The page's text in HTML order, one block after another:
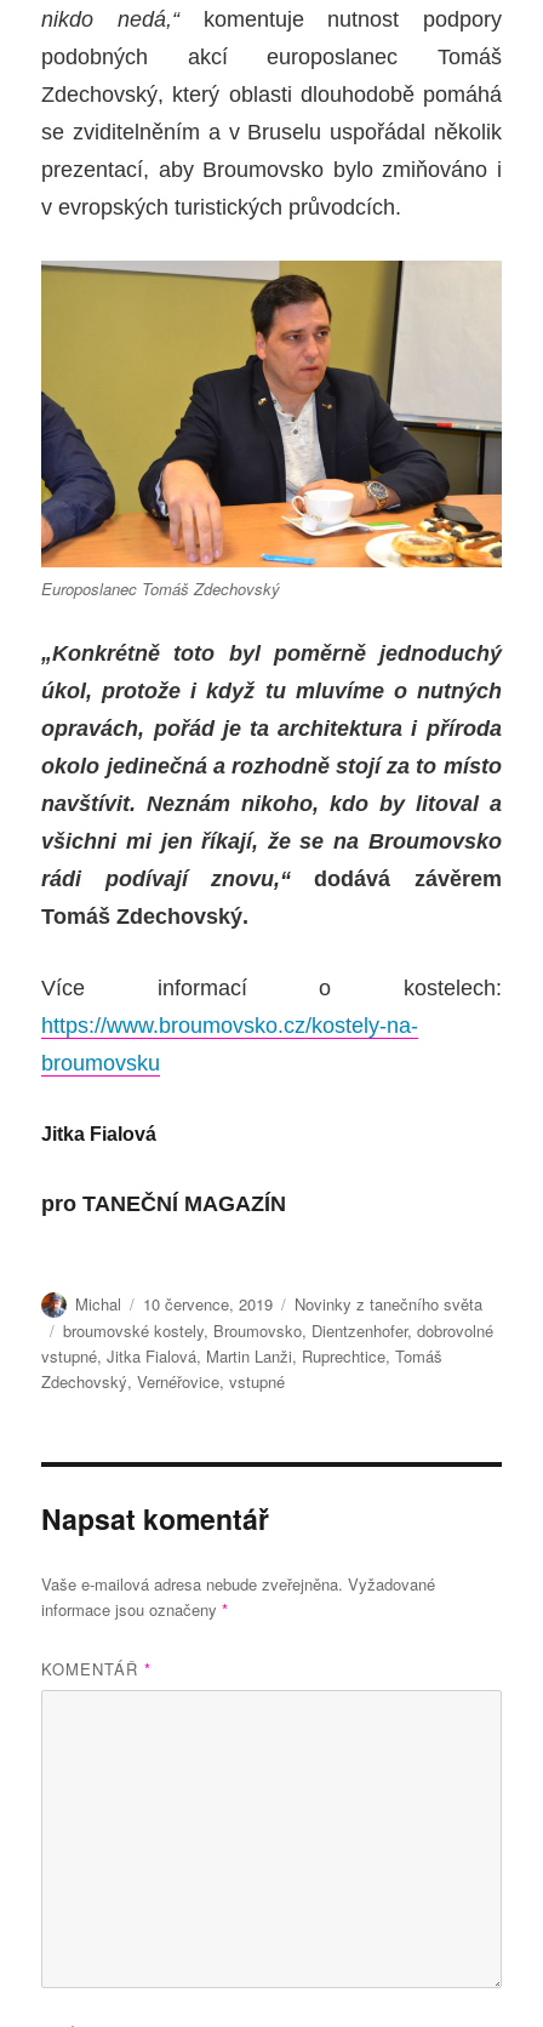
nikdo nedá,“komentuje nutnost podpory
podobných akcí europoslanec Tomáš
Zdechovský, který oblasti dlouhodobě pomáhá
se zviditelněním a v Bruselu uspořádal několik
prezentací, aby Broumovsko bylo zmiňováno i
v evropských turistických průvodcích.
Europoslanec Tomáš Zdechovský
„Konkrétně toto byl poměrně jednoduchý
úkol, protože i když tu mluvíme o nutných
opravách, pořád je ta architektura i příroda
okolo jedinečná a rozhodně stojí za to místo
navštívit. Neznám nikoho, kdo by litoval a
všichni mi jen říkají, že se na Broumovsko
rádi podívají znovu,“ dodává závěrem
TomášZdechovský.
Více informací o kostelech:
https://www.broumovsko.cz/kostely-na-
broumovsku
Jitka Fialová
proTANEČNÍ MAGAZÍN
Autor:
Michal Publikováno:
10 července, 2019 Rubriky:
Novinky z tanečního světa
Štítky:
broumovské kostely, Broumovsko, Dientzenhofer,dobrovolné
vstupné,Jitka Fialová, Martin Lanži, Ruprechtice,Tomáš
Zdechovský,Vernéřovice,vstupné
Napsat komentář
Vaše e-mailová adresa nebude zveřejněna. Vyžadované
informace jsou označeny*
KOMENTÁŘ*